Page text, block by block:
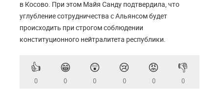
в Косово. При этом Майя Санду подтвердила, что
углубление сотрудничества с Альянсом будет
происходить при строгом соблюдении
конституционного нейтралитета республики.
👍
0
😁
0
😲
0
😢
0
😡
0
👎
0